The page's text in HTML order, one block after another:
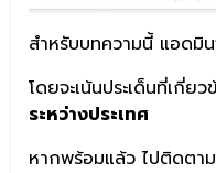
สำหรับบทความนี้ แอดมิ
โดยจะเน้นประเด็นที่เกี่ย
ระหว่างประเทศ
หากพร้อมแล้ว ไปติดตา